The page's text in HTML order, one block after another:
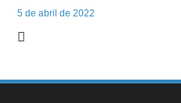
5 de abril de 2022